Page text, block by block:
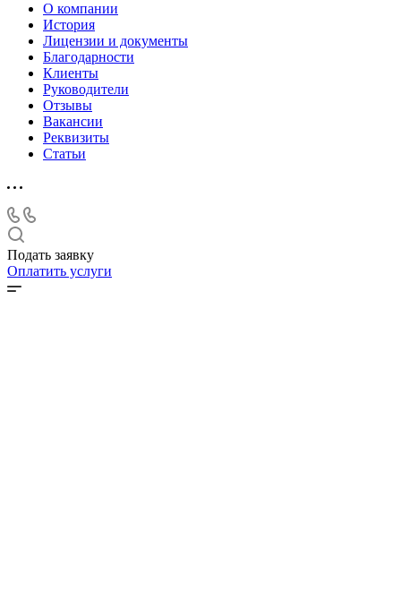
О компании
История
Лицензии и документы
Благодарности
Клиенты
Руководители
Отзывы
Вакансии
Реквизиты
Статьи
Подать заявку
Оплатить услуги